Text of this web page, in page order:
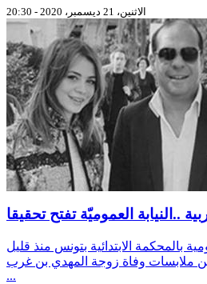
الاثنين، 21 ديسمبر، 2020 - 20:30
..النيابة العموميّة تفتح تحقيقا
بالمحكمة الابتدائية بتونس منذ قليل
ملابسات وفاة زوجة المهدي بن غرب
...